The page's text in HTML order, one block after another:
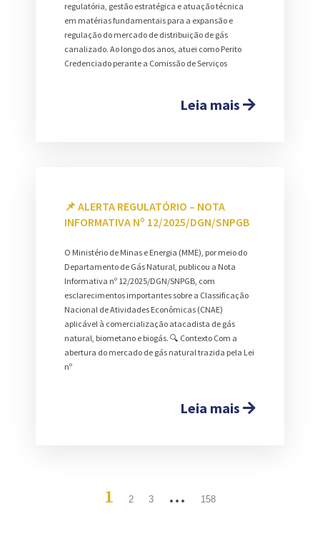
regulatória, gestão estratégica e atuação técnica
em matérias fundamentais para a expansão e
regulação do mercado de distribuição de gás
canalizado. Ao longo dos anos, atuei como Perito
Credenciado perante a Comissão de Serviços
Leia mais
📌 ALERTA REGULATÓRIO – NOTA
INFORMATIVA Nº 12/2025/DGN/SNPGB
O Ministério de Minas e Energia (MME), por meio do
Departamento de Gás Natural, publicou a Nota
Informativa nº 12/2025/DGN/SNPGB, com
esclarecimentos importantes sobre a Classificação
Nacional de Atividades Econômicas (CNAE)
aplicável à comercialização atacadista de gás
natural, biometano e biogás. 🔍 Contexto Com a
abertura do mercado de gás natural trazida pela Lei
nº
Leia mais
1 2 3 … 158